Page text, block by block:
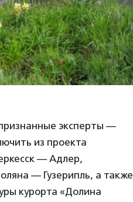
эксперты —
из проекта
— Адлер,
— Гузерипль, а также
курорта «Долина